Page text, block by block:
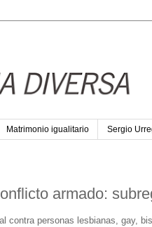
Matrimonio igualitario Sergio
armado:
contra personas lesbianas, gay,